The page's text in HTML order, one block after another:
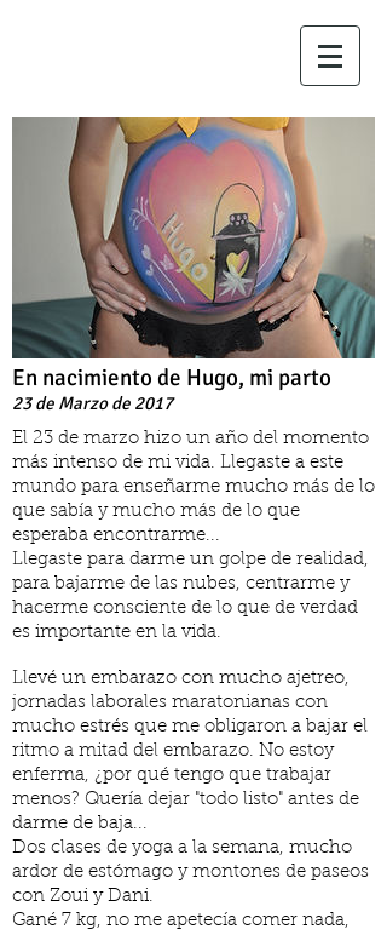
En nacimiento de Hugo, mi parto
23 de Marzo de 2017
El 23 de marzo hizo un año del momento
más intenso de mi vida. Llegaste a este
mundo para enseñarme mucho más de lo
que sabía y mucho más de lo que
esperaba encontrarme...
Llegaste para darme un golpe de realidad,
para bajarme de las nubes, centrarme y
hacerme consciente de lo que de verdad
es importante en la vida.
Llevé un embarazo con mucho ajetreo,
jornadas laborales maratonianas con
mucho estrés que me obligaron a bajar el
ritmo a mitad del embarazo. No estoy
enferma, ¿por qué tengo que trabajar
menos? Quería dejar "todo listo" antes de
darme de baja...
Dos clases de yoga a la semana, mucho
ardor de estómago y montones de paseos
con Zoui y Dani.
Gané 7 kg, no me apetecía comer nada,